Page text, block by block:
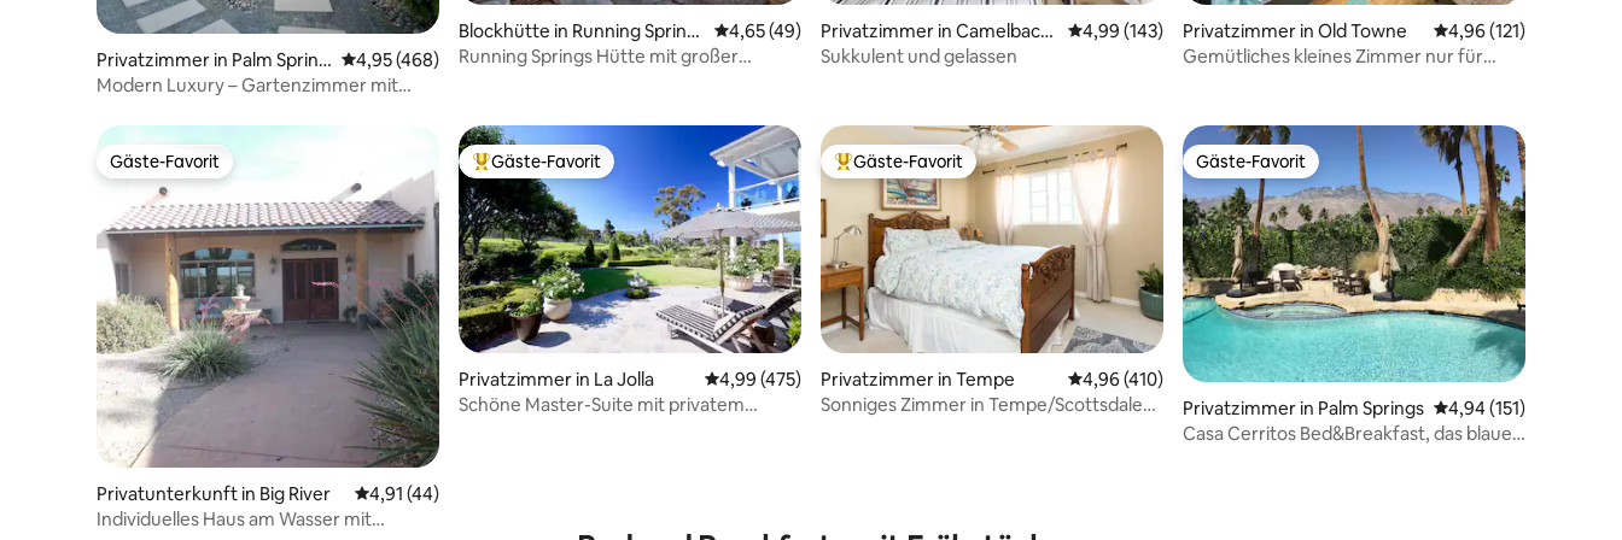
Privatzimmer in Palm Spring
s
Durchschnittliche Bewertung: 4,95 von 5, 468 Bewertungen
4,95 (468)
Modern Luxury – Gartenzimmer mit
Blockhütte in Running Spring
s
Durchschnittliche Bewertung: 4,65 von 5, 49 Bewertungen
4,65 (49)
Running Springs Hütte mit großer
Privatzimmer in Camelback
East
Durchschnittliche Bewertung: 4,99 von 5, 143 Bewertungen
4,99 (143)
Sukkulent und gelassen
Privatzimmer in Old Towne Durchschnittliche
4,96 (121)
Gemütliches kleines Zimmer nur für
Gäste-Favorit
Gäste-Favorit
Privatunterkunft in Big River Durchschnittliche Bewertung: 4,91 von 5, 44 Bewertungen
4,91 (44)
Individuelles Haus am Wasser mit
Beliebter Gäste-Favorit.
Gäste-Favorit
Privatzimmer in La Jolla Durchschnittliche Bewertung: 4,99 von 5, 475 Bewertungen
4,99 (475)
Schöne Master-Suite mit privatem
Beliebter Gäste-Favorit.
Gäste-Favorit
Privatzimmer in Tempe Durchschnittliche Bewertung: 4,96 von 5, 410 Bewertungen
4,96 (410)
Sonniges Zimmer in Tempe/Scottsdale
Gäste-Favorit
Gäste-Favorit
Privatzimmer in Palm Springs Durchschnittliche
4,94 (151)
Casa Cerritos Bed&Breakfast, das blaue